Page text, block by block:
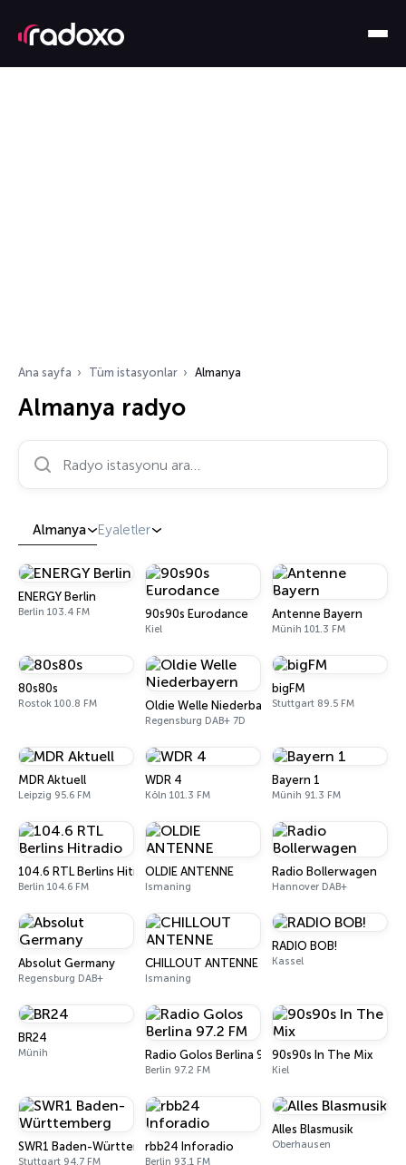
Ana sayfa Tüm istasyonlar Almanya
Almanya radyo
Radyo istasyonu ara…
Almanya Eyaletler
ENERGY Berlin
Berlin 103.4 FM 90s90s Eurodance
Kiel
Antenne Bayern
Münih 101.3 FM
80s80s
Rostok 100.8 FM Oldie Welle Niederbayern
Regensburg DAB+ 7D
bigFM
Stuttgart 89.5 FM
MDR Aktuell
Leipzig 95.6 FM
WDR 4
Köln 101.3 FM
Bayern 1
Münih 91.3 FM
104.6 RTL Berlins Hitradio
Berlin 104.6 FM
OLDIE ANTENNE
Ismaning
Radio Bollerwagen
Hannover DAB+
Absolut Germany
Regensburg DAB+
CHILLOUT ANTENNE
Ismaning
RADIO BOB!
Kassel
BR24
Münih Radio Golos Berlina 97.2 FM
Berlin 97.2 FM
90s90s In The Mix
Kiel
SWR1 Baden-Württemberg
Stuttgart 94.7 FM
rbb24 Inforadio
Berlin 93.1 FM
Alles Blasmusik
Oberhausen